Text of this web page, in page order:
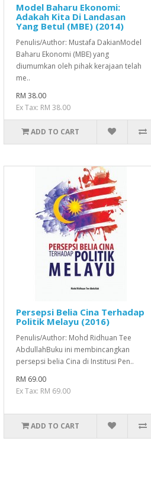
Model Baharu Ekonomi:
Adakah Kita Di Landasan
Yang Betul (MBE) (2014)
Penulis/Author: Mustafa DakianModel
Baharu Ekonomi (MBE) yang
diumumkan oleh pihak kerajaan telah
me..
RM 38.00
Ex Tax: RM 38.00
ADD TO CART
Persepsi Belia Cina Terhadap
Politik Melayu (2016)
Penulis/Author: Mohd Ridhuan Tee
AbdullahBuku ini membincangkan
persepsi belia Cina di Institusi Pen..
RM 69.00
Ex Tax: RM 69.00
ADD TO CART